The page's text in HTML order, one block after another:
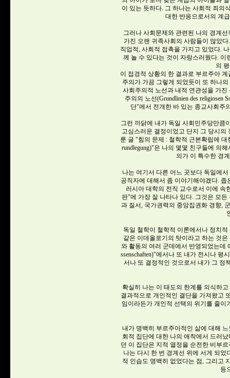
이 있는 듯하다. 그 하나는 사회적 죄의
대한 반응으로서의 계
그러나 사회문제와 관련된 나의 경계
가진 오랜 귀족사회의 사람들이 많았
직업적, 사회적 접촉을 가지고 있었다.
께 놀 수 있다는 것이 자랑스러웠다. 이
의
이 접경적 상황의 한 결과로 부르주아
주의가 가끔 그렇게 되었듯이 또 하나
사회주의적 노선과 내적 연관성을 가
주의의 노선(Grundlinien des
단"에서 전개한 바 있는 종교사회주
그런 까닭에 내가 독일 사회민주당만큼
고심스러운 결정이었고 단지 그 당시의
룬 글 "힘의 문제 : 철학적 근본확립에 대
rundlegung)"은 나의 몇몇 친구들에 의
의가 이 특수한 경
나는 여기서 다른 어느 곳보다 독일에
공직자에 대해서 좀 이야기해야겠다.
러시아 대학의 전직 교수로서 이에 속
판"에 가장 잘 나타나 있다. 그것은 모
과 질서, 국가권력의 중앙집권화 경향,
독일 철학이 철학적 이론에서나 정치
같은 이데올로기의 탓이라고 하는 것
와 활동의 여러 군데에서 반영되었는데
ssenschaften)"에서나 또 내가 전시나
서나 또 결정적인 것으로서 내가 그 정
확실히 나는 이 태도의 한계를 의식하
결과적으로 개인적인 결단을 가져왔고
임이라든가 개인적 선택의 위기를 줄이
내가 명백히 부르주아적인 삶에 대해
회적 집단에 대한 나의 애착에서 드러
던 이 집단은 지적 열정을 순전한 비부
나는 다시 한 번 경계선 위에 서게 되
적 인습도 명백히 없었다는 점, 그리고
등